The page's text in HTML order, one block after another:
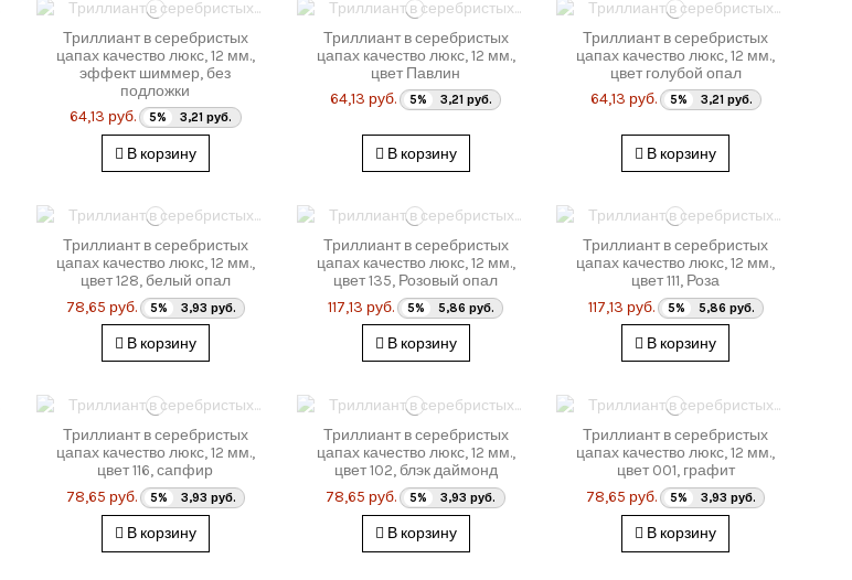
Триллиант в серебристых
цапах качество люкс, 12 мм.,
эффект шиммер, без
подложки
64,13 руб.
5% 3,21 руб.
В корзину
Триллиант в серебристых
цапах качество люкс, 12 мм.,
цвет Павлин
64,13 руб.
5% 3,21 руб.
В корзину
Триллиант в серебристых
цапах качество люкс, 12 мм.,
цвет голубой опал
64,13 руб.
5% 3,21 руб.
В корзину
Триллиант в серебристых
цапах качество люкс, 12 мм.,
цвет 128, белый опал
78,65 руб.
5% 3,93 руб.
В корзину
Триллиант в серебристых
цапах качество люкс, 12 мм.,
цвет 135, Розовый опал
117,13 руб.
5% 5,86 руб.
В корзину
Триллиант в серебристых
цапах качество люкс, 12 мм.,
цвет 111, Роза
117,13 руб.
5% 5,86 руб.
В корзину
Триллиант в серебристых
цапах качество люкс, 12 мм.,
цвет 116, сапфир
78,65 руб.
5% 3,93 руб.
В корзину
Триллиант в серебристых
цапах качество люкс, 12 мм.,
цвет 102, блэк даймонд
78,65 руб.
5% 3,93 руб.
В корзину
Триллиант в серебристых
цапах качество люкс, 12 мм.,
цвет 001, графит
78,65 руб.
5% 3,93 руб.
В корзину